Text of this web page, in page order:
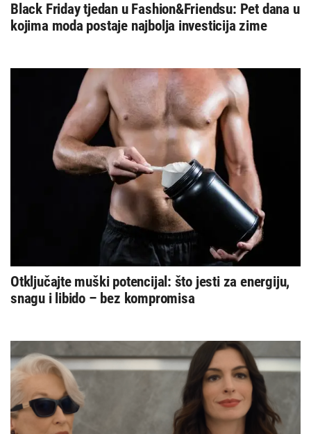
Black Friday tjedan u Fashion&Friendsu: Pet dana u
kojima moda postaje najbolja investicija zime
Otključajte muški potencijal: što jesti za energiju,
snagu i libido – bez kompromisa